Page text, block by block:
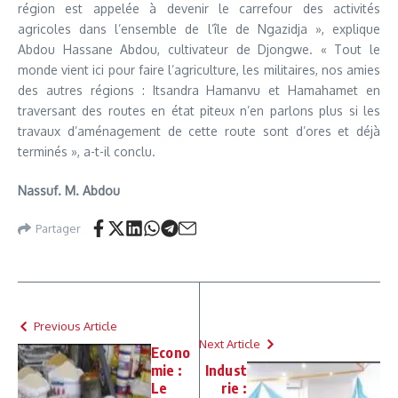
région est appelée à devenir le carrefour des activités
agricoles dans l’ensemble de l’île de Ngazidja », explique
Abdou Hassane Abdou, cultivateur de Djongwe. « Tout le
monde vient ici pour faire l’agriculture, les militaires, nos amies
des autres régions : Itsandra Hamanvu et Hamahamet en
traversant des routes en état piteux n’en parlons plus si les
travaux d’aménagement de cette route sont d’ores et déjà
terminés », a-t-il conclu.
Nassuf. M. Abdou
Partager
Previous Article
Econo
mie :
Le
Next Article
Indust
rie :